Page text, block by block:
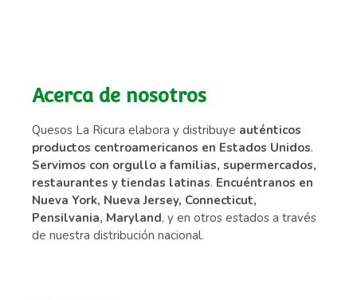
Acerca de nosotros
Quesos La Ricura elabora y distribuye auténticos
productos centroamericanos en Estados Unidos.
Servimos con orgullo a familias, supermercados,
restaurantes y tiendas latinas. Encuéntranos en
Nueva York, Nueva Jersey, Connecticut,
Pensilvania, Maryland, y en otros estados a través
de nuestra distribución nacional.